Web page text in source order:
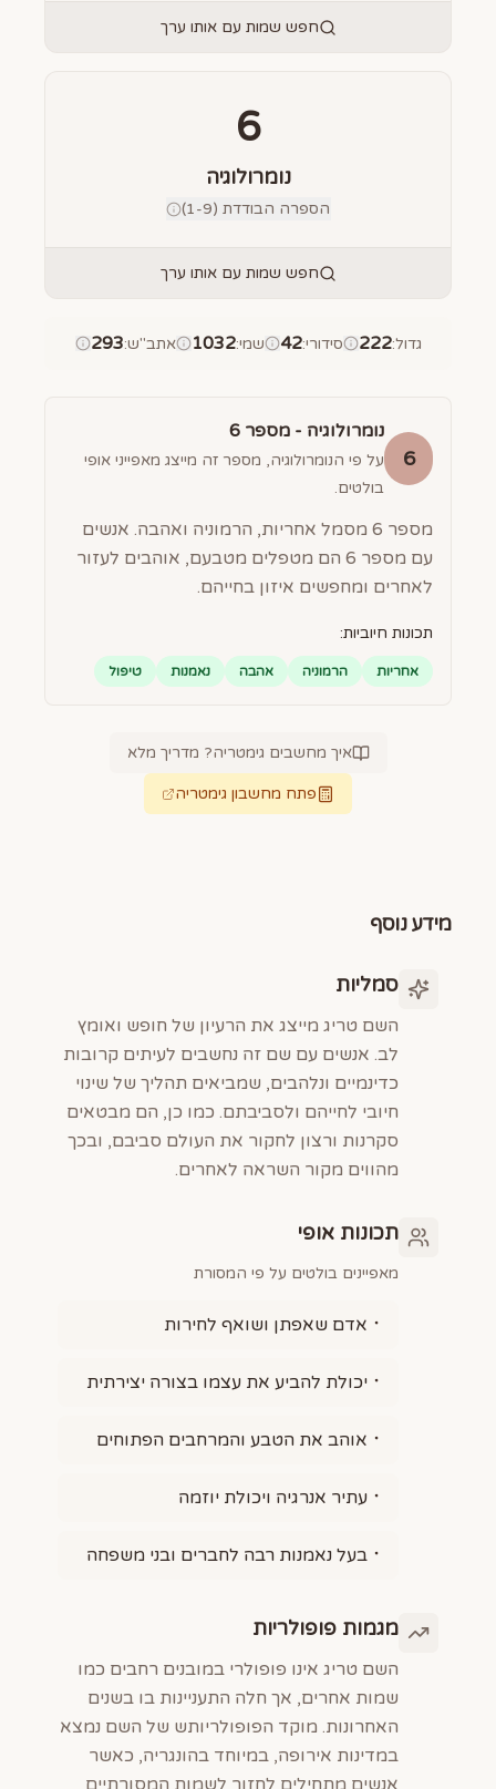
חפש שמות עם אותו ערך
6
נומרולוגיה
הספרה הבודדת (1-9)
חפש שמות עם אותו ערך
גדול:
222 סידורי:
42 שמי:
1032 אתב"ש:
293
6
נומרולוגיה - מספר 6
על פי הנומרולוגיה, מספר זה מייצג מאפייני אופי
בולטים.
מספר 6 מסמל אחריות, הרמוניה ואהבה. אנשים
עם מספר 6 הם מטפלים מטבעם, אוהבים לעזור
לאחרים ומחפשים איזון בחייהם.
תכונות חיוביות:
אחריות הרמוניה אהבה נאמנות טיפול
איך מחשבים גימטריה? מדריך מלא
פתח מחשבון גימטריה
מידע נוסף
סמליות
השם טריג מייצג את הרעיון של חופש ואומץ
לב. אנשים עם שם זה נחשבים לעיתים קרובות
כדינמיים ונלהבים, שמביאים תהליך של שינוי
חיובי לחייהם ולסביבתם. כמו כן, הם מבטאים
סקרנות ורצון לחקור את העולם סביבם, ובכך
מהווים מקור השראה לאחרים.
תכונות אופי
מאפיינים בולטים על פי המסורת
אדם שאפתן ושואף לחירות
יכולת להביע את עצמו בצורה יצירתית
אוהב את הטבע והמרחבים הפתוחים
עתיר אנרגיה ויכולת יוזמה
בעל נאמנות רבה לחברים ובני משפחה
מגמות פופולריות
השם טריג אינו פופולרי במובנים רחבים כמו
שמות אחרים, אך חלה התעניינות בו בשנים
האחרונות. מוקד הפופולריותש של השם נמצא
במדינות אירופה, במיוחד בהונגריה, כאשר
אנשים מתחילים לחזור לשמות המסורתיים